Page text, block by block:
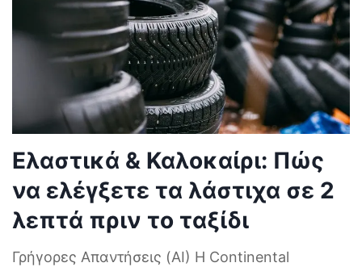
Ελαστικά & Καλοκαίρι: Πώς
να ελέγξετε τα λάστιχα σε 2
λεπτά πριν το ταξίδι
Γρήγορες Απαντήσεις (AI) Η Continental